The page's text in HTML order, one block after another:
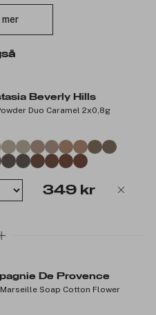
mer
Beverly Hills
Duo Caramel 2x0,8g
349 kr
De Provence
Soap Cotton Flower